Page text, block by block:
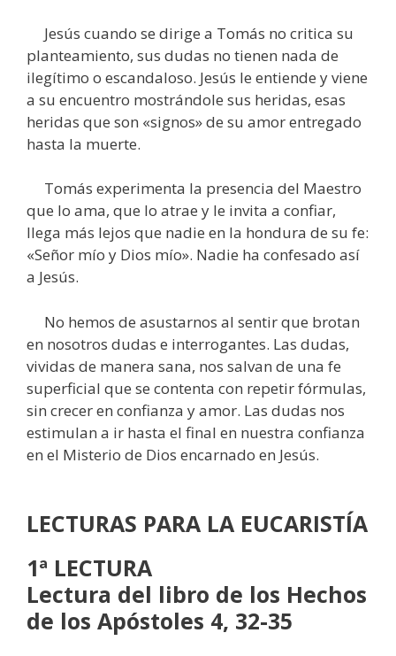
Jesús cuando se dirige a Tomás no critica su
planteamiento, sus dudas no tienen nada de
ilegítimo o escandaloso. Jesús le entiende y viene
a su encuentro mostrándole sus heridas, esas
heridas que son «signos» de su amor entregado
hasta la muerte.
Tomás experimenta la presencia del Maestro
que lo ama, que lo atrae y le invita a confiar,
llega más lejos que nadie en la hondura de su fe:
«Señor mío y Dios mío». Nadie ha confesado así
a Jesús.
No hemos de asustarnos al sentir que brotan
en nosotros dudas e interrogantes. Las dudas,
vividas de manera sana, nos salvan de una fe
superficial que se contenta con repetir fórmulas,
sin crecer en confianza y amor. Las dudas nos
estimulan a ir hasta el final en nuestra confianza
en el Misterio de Dios encarnado en Jesús.
LECTURAS PARA LA EUCARISTÍA
1ª LECTURA
Lectura del libro de los Hechos
de los Apóstoles 4, 32-35